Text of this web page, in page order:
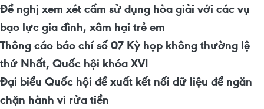
Đề nghị xem xét cấm sử dụng hòa giải với các vụ
bạo lực gia đình, xâm hại trẻ em
Thông cáo báo chí số 07 Kỳ họp không thường lệ
thứ Nhất, Quốc hội khóa XVI
Đại biểu Quốc hội đề xuất kết nối dữ liệu để ngăn
chặn hành vi rửa tiền